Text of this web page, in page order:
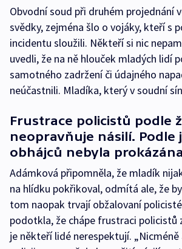
Obvodní soud při druhém projednání
svědky, zejména šlo o vojáky, kteří s
incidentu sloužili. Někteří si nic
uvedli, že na ně hlouček mladých lidí
samotného zadržení či údajného
neúčastnili. Mladíka, který v soudní
Frustrace policistů podle
neopravňuje násilí. Podle
obhájců nebyla
Adámková připomněla, že mladík
na hlídku pokřikoval, odmítá ale, že
tom naopak trvají obžalovaní
podotkla, že chápe frustraci policistů
je někteří lidé nerespektují.